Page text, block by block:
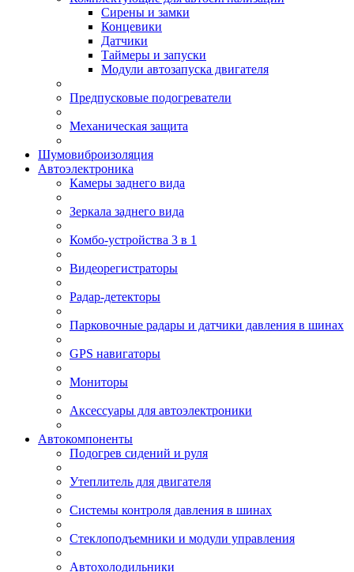
Сирены и замки
Концевики
Датчики
Таймеры и запуски
Модули автозапуска двигателя
Предпусковые подогреватели
Механическая защита
Шумовиброизоляция
Автоэлектроника
Камеры заднего вида
Зеркала заднего вида
Комбо-устройства 3 в 1
Видеорегистраторы
Радар-детекторы
Парковочные радары и датчики давления в шинах
GPS навигаторы
Мониторы
Аксессуары для автоэлектроники
Автокомпоненты
Подогрев сидений и руля
Утеплитель для двигателя
Системы контроля давления в шинах
Стеклоподъемники и модули управления
Автохолодильники